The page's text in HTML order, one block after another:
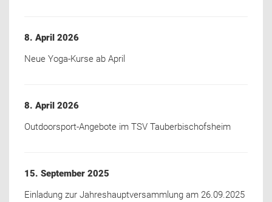
8. April 2026
Neue Yoga-Kurse ab April
8. April 2026
Outdoorsport-Angebote im TSV Tauberbischofsheim
15. September 2025
Einladung zur Jahreshauptversammlung am 26.09.2025